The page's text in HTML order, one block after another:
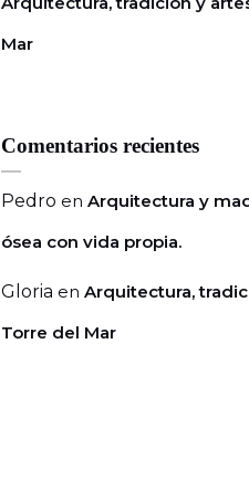
Mar
Comentarios recientes
Pedro en Arquitectura y
ósea con vida propia.
Gloria en Arquitectura,
Torre del Mar